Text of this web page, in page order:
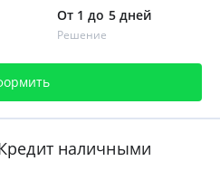
От 1 до 5 дней
Решение
наличными